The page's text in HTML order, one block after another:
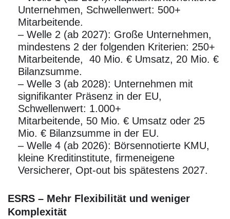
Unternehmen, Schwellenwert: 500+
Mitarbeitende.
– Welle 2 (ab 2027): Große Unternehmen,
mindestens 2 der folgenden Kriterien: 250+
Mitarbeitende, 40 Mio. € Umsatz, 20 Mio. €
Bilanzsumme.
– Welle 3 (ab 2028): Unternehmen mit
signifikanter Präsenz in der EU,
Schwellenwert: 1.000+
Mitarbeitende, 50 Mio. € Umsatz oder 25
Mio. € Bilanzsumme in der EU.
– Welle 4 (ab 2026): Börsennotierte KMU,
kleine Kreditinstitute, firmeneigene
Versicherer, Opt-out bis spätestens 2027.
ESRS – Mehr Flexibilität und weniger
Komplexität